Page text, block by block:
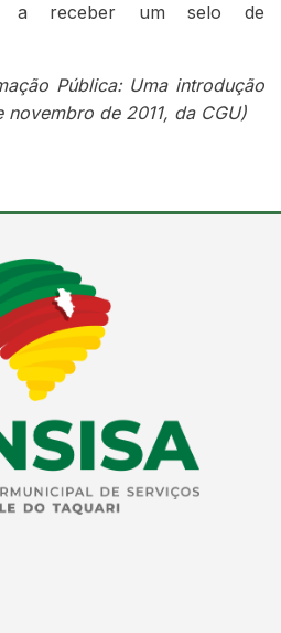
a receber um selo de
Pública: Uma introdução
novembro de 2011, da CGU)